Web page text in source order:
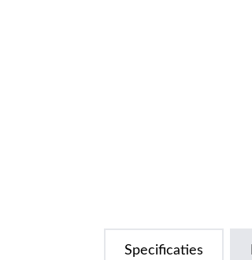
Specificaties